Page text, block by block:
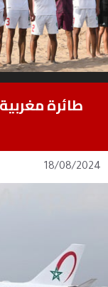
طائرة
18/08/2024